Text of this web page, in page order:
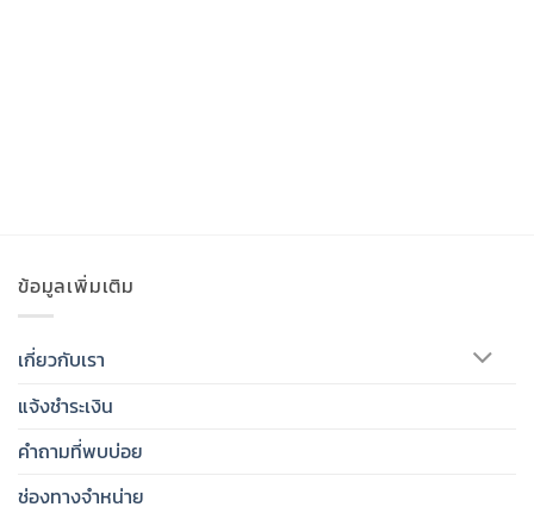
ข้อมูลเพิ่มเติม
เกี่ยวกับเรา
แจ้งชำระเงิน
คำถามที่พบบ่อย
ช่องทางจำหน่าย